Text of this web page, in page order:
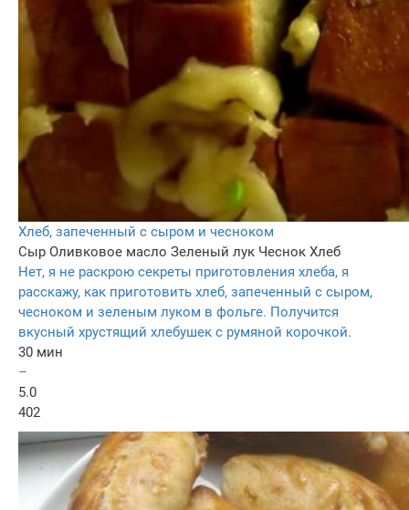
Хлеб, запеченный с сыром и чесноком
Сыр Оливковое масло Зеленый лук Чеснок Хлеб
Нет, я не раскрою секреты приготовления хлеба, я
расскажу, как приготовить хлеб, запеченный с сыром,
чесноком и зеленым луком в фольге. Получится
вкусный хрустящий хлебушек с румяной корочкой.
30 мин
–
5.0
402